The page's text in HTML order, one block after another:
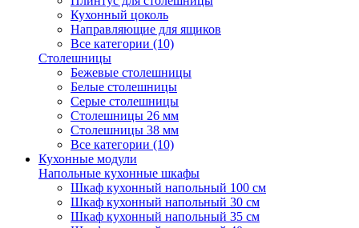
Кухонный цоколь
Направляющие для ящиков
Все категории (10)
Столешницы
Бежевые столешницы
Белые столешницы
Серые столешницы
Столешницы 26 мм
Столешницы 38 мм
Все категории (10)
Кухонные модули
Напольные кухонные шкафы
Шкаф кухонный напольный 100 см
Шкаф кухонный напольный 30 см
Шкаф кухонный напольный 35 см